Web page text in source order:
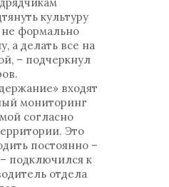
культуру
формально
а делать все на
– подчеркнул
входят
мониторинг
согласно
Это
постоянно –
подключился к
отдела